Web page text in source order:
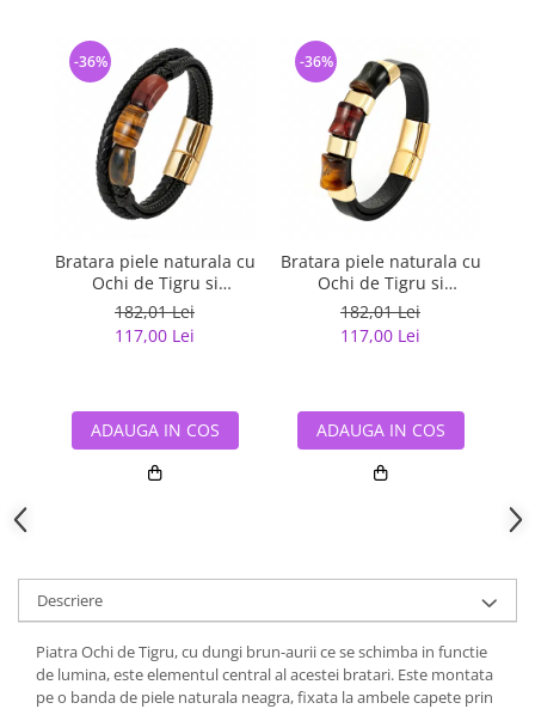
Bratara piele naturala cu
Ochi de Tigru si
inchizatoare din inox
auriu
182,01 Lei
117,00 Lei
-36%
ADAUGA IN COS
Bratara piele naturala cu
Ochi de Tigru si
elemente si inchizatoare
din inox auriu
182,01 Lei
117,00 Lei
-36%
ADAUGA IN COS
Descriere
Piatra Ochi de Tigru, cu dungi brun-aurii ce se schimba in functie
de lumina, este elementul central al acestei bratari. Este montata
pe o banda de piele naturala neagra, fixata la ambele capete prin